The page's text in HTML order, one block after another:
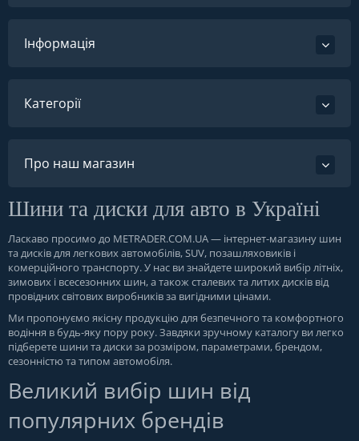
Інформація
Категорії
Про наш магазин
Шини та диски для авто в Україні
Ласкаво просимо до METRADER.COM.UA— інтернет-магазину шин
та дисків для легкових автомобілів, SUV, позашляховиків і
комерційного транспорту. У нас ви знайдете широкий вибір літніх,
зимових і всесезонних шин, а також сталевих та литих дисків від
провідних світових виробників за вигідними цінами.
Ми пропонуємо якісну продукцію для безпечного та комфортного
водіння в будь-яку пору року. Завдяки зручному каталогу ви легко
підберете шини та диски за розміром, параметрами, брендом,
сезонністю та типом автомобіля.
Великий вибір шин від
популярних брендів